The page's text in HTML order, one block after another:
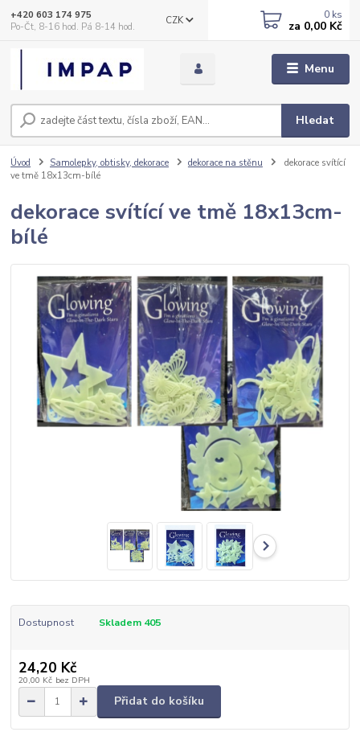
Menu
CZK
Hledat
+420 603 174 975
Po-Čt, 8-16 hod. Pá 8-14 hod.
0 ks
za 0,00 Kč
Úvod Samolepky, obtisky, dekorace dekorace na stěnu
dekorace svítící
ve tmě 18x13cm-bílé
dekorace svítící ve tmě 18x13cm-
bílé
Dostupnost Skladem 405
24,20 Kč
20,00 Kč bez DPH
Přidat do košíku